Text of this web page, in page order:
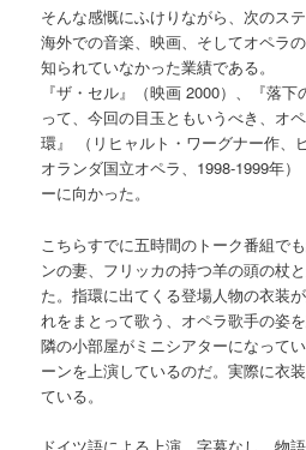
そんな感慨にふけりながら、次のス
海外での音楽、映画、そしてオペラ
知られていなかった業績である。
『ザ・セル』（映画 2000）、『落
って、今回の目玉ともいうべき、オ
環』 （リヒャルト・ワーグナー作、
オランダ国立オペラ、1998-1999
ーに向かった。
こちらすでに五時間のトーク番組で
ンの妻、フリッカの持つ羊の頭の杖
た。指環に出てくる登場人物の衣装
れをまとって歌う、オペラ歌手の姿
隣の小部屋がミニシアターになって
ーンを上演しているのだ。実際に衣
ている。